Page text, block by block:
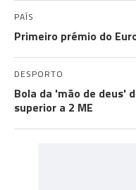
PAÍS
Primeiro prémio do
DESPORTO
Bola da 'mão de deus'
superior a 2 ME